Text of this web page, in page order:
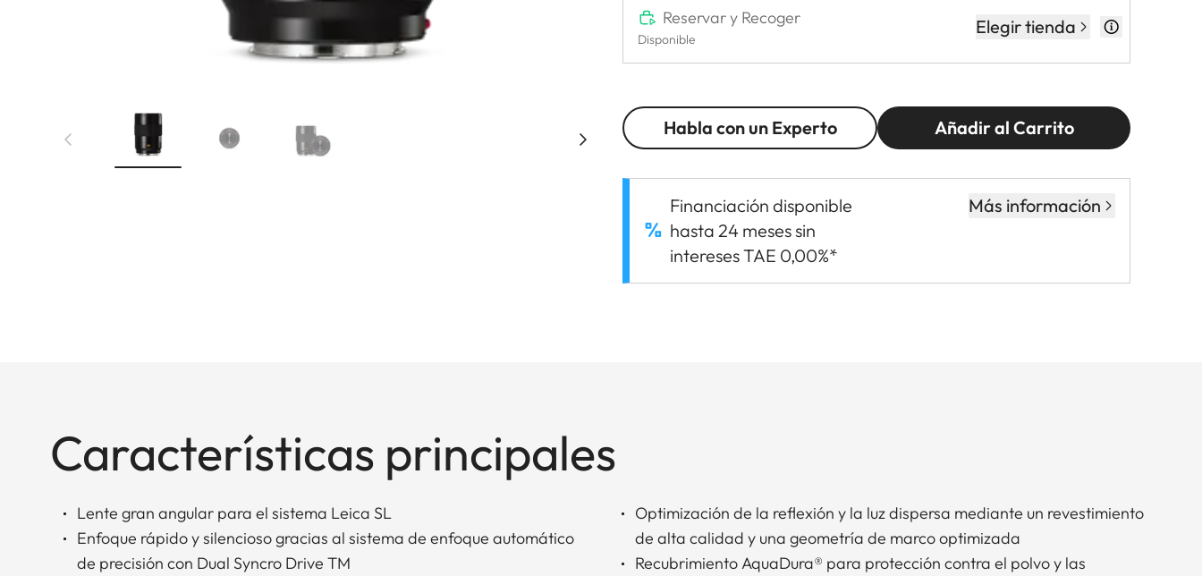
Reservar y Recoger
Disponible
Elegir tienda
Habla con un Experto Añadir al Carrito
Financiación disponible
hasta 24 meses sin
intereses TAE 0,00%*
Más información
Características principales
Lente gran angular para el sistema Leica SL
Enfoque rápido y silencioso gracias al sistema de enfoque automático
de precisión con Dual Syncro Drive TM
Optimización de la reflexión y la luz dispersa mediante un revestimiento
de alta calidad y una geometría de marco optimizada
Recubrimiento AquaDura® para protección contra el polvo y las